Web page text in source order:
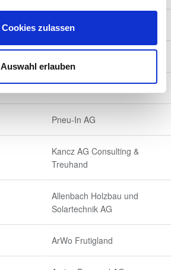
Cookies zulassen
Auswahl erlauben
Ruprecht Möbeldesign GmbH
Pneu-In AG
Kancz AG Consulting &
Treuhand
Allenbach Holzbau und
Solartechnik AG
ArWo Frutigland